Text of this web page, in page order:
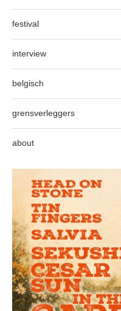
festival
interview
belgisch
grensverleggers
about